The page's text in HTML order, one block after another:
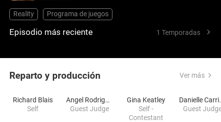
Reality Programa de juegos
Episodio más reciente 1 Temporadas
Reparto y producción Ver más
Richard Blais
Self
Angel Rodriguez
Guest Judge
Gina Keatley
Self -
Contestant
Guest